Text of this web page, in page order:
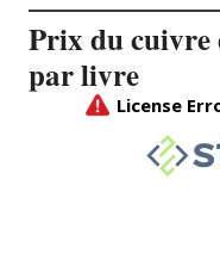
Prix du cuivre
par livre